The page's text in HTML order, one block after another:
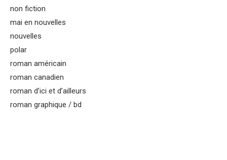
non fiction
mai en nouvelles
nouvelles
polar
roman américain
roman canadien
roman d’ici et d’ailleurs
roman graphique / bd